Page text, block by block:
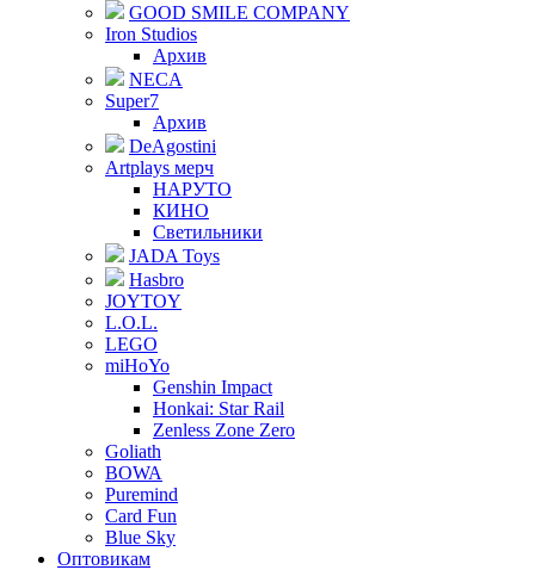
GOOD SMILE COMPANY
Iron Studios
Архив
NECA
Super7
Архив
DeAgostini
Artplays мерч
НАРУТО
КИНО
Светильники
JADA Toys
Hasbro
JOYTOY
L.O.L.
LEGO
miHoYo
Genshin Impact
Honkai: Star Rail
Zenless Zone Zero
Goliath
BOWA
Puremind
Card Fun
Blue Sky
Оптовикам